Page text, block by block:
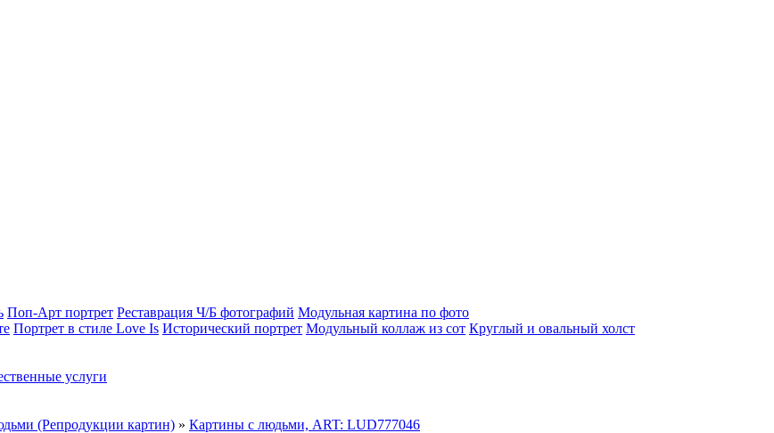
Поп-Арт портрет Реставрация Ч/Б фотографий Модульная картина по фото
Портрет в стиле Love Is Исторический портрет Модульный коллаж из сот Круглый и овальный холст
услуги
(Репродукции картин) » Картины с людьми, ART: LUD777046